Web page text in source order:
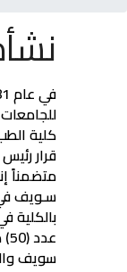
في عام 1981
كلية
متضمناً
سـويف في 13/2/
سويف